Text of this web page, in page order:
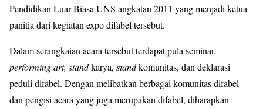
Pendidikan Luar Biasa UNS angkatan 2011 yang menjadi ketua
panitia dari kegiatan expo difabel tersebut.
Dalam serangkaian acara tersebut terdapat pula seminar,
performing art, standkarya, standkomunitas, dan deklarasi
peduli difabel. Dengan melibatkan berbagai komunitas difabel
dan pengisi acara yang juga merupakan difabel, diharapkan